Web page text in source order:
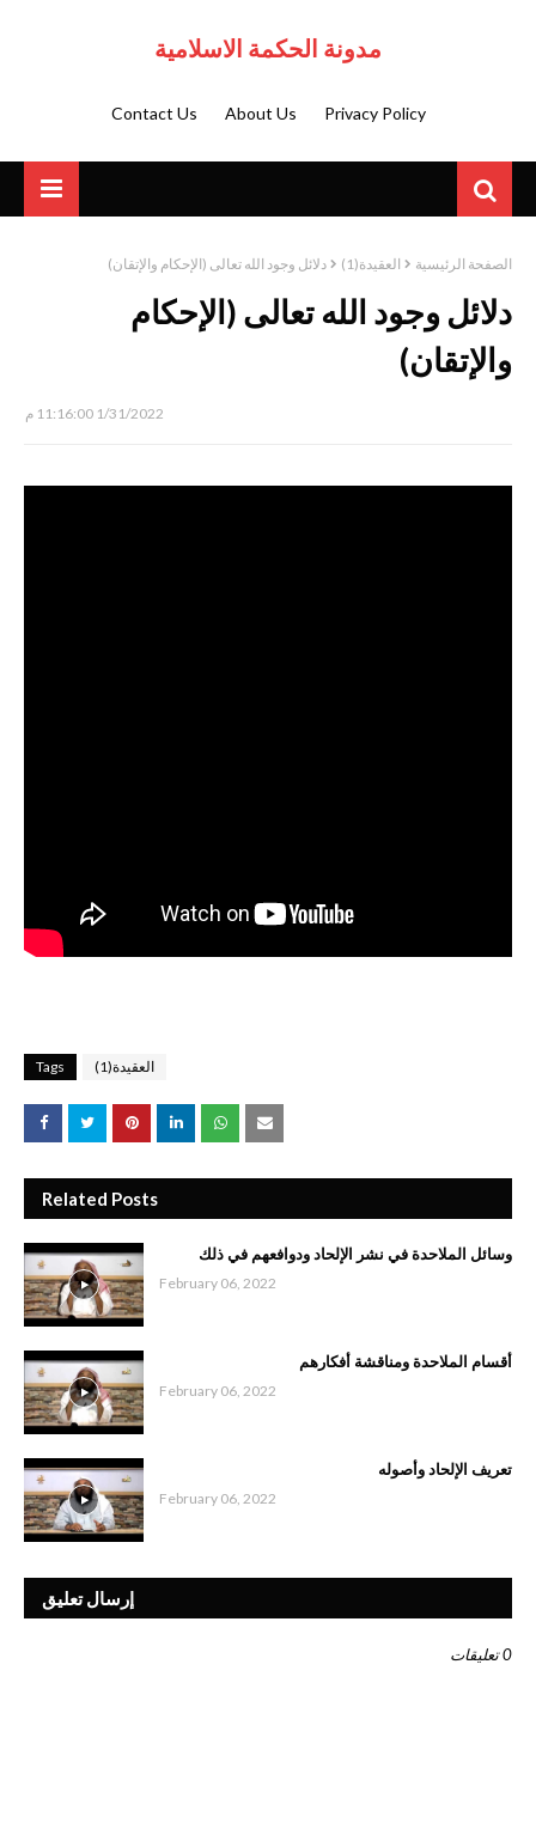
مدونة الحكمة الاسلامية
Privacy Policy
About Us
Contact Us
الصفحة الرئيسية العقيدة(1) دلائل وجود الله تعالى (الإحكام والإتقان)
دلائل وجود الله تعالى (الإحكام
والإتقان)
1/31/2022 11:16:00 م
Tags العقيدة(1)
Related Posts
وسائل الملاحدة في نشر الإلحاد ودوافعهم في ذلك
February 06, 2022
أقسام الملاحدة ومناقشة أفكارهم
February 06, 2022
تعريف الإلحاد وأصوله
February 06, 2022
إرسال تعليق
0 تعليقات